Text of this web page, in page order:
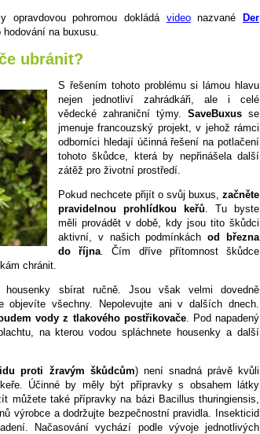
pohromou dokládá videonazvanéDer
hodování na buxusu.
ubránit?
S řešením tohoto problému si lámou hlavu
nejen jednotliví zahrádkáři, ale i celé
vědecké zahraniční týmy. SaveBuxus se
jmenuje francouzský projekt, v jehož rámci
odborníci hledají účinná řešení na potlačení
tohoto škůdce, která by nepřinášela další
zátěž pro životní prostředí.
Pokud nechcete přijít o svůj buxus, začněte
pravidelnou prohlídkou keřů . Tu byste
měli provádět v době, kdy jsou tito škůdci
aktivní, v našich podmínkáchod března
do října . Čím dříve přítomnost škůdce
chránit.
sbírat ručně. Jsou však velmi dovedně
všechny. Nepolevujte ani v dalších dnech.
vody z tlakového postřikovače. Pod napadený
na kterou vodou spláchnete housenky a další
proti žravým škůdcům) není snadná právě kvůli
Účinné by měly být přípravky s obsahem látky
můžete také přípravky na bázi Bacillus thuringiensis,
výrobce a dodržujte bezpečnostní pravidla. Insekticid
Načasování vychází podle vývoje jednotlivých